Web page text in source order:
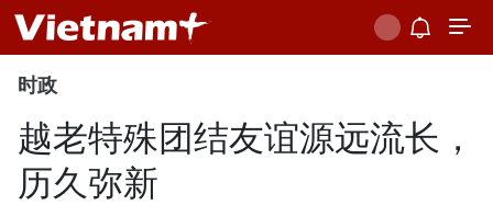
时政
越老特殊团结友谊源远流长，
历久弥新